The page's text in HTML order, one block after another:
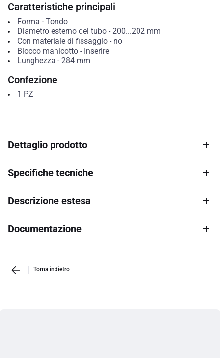
Caratteristiche principali
Forma - Tondo
Diametro esterno del tubo- 200...202 mm
Con materiale di fissaggio- no
Blocco manicotto- Inserire
Lunghezza - 284 mm
Confezione
1 PZ
Dettaglio prodotto
Specifiche tecniche
Descrizione estesa
Documentazione
Torna indietro